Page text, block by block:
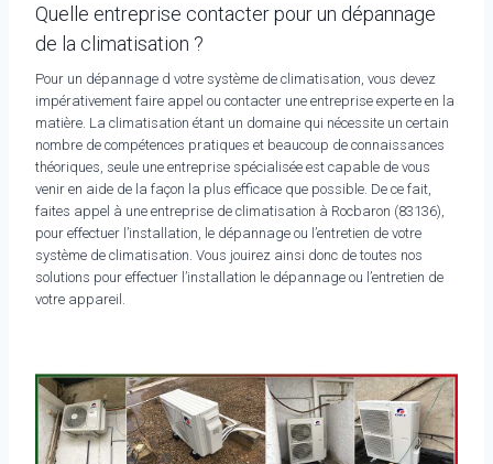
Quelle entreprise contacter pour un dépannage
de la climatisation ?
Pour un dépannage d votre système de climatisation, vous devez
impérativement faire appel ou contacter une entreprise experte en la
matière. La climatisation étant un domaine qui nécessite un certain
nombre de compétences pratiques et beaucoup de connaissances
théoriques, seule une entreprise spécialisée est capable de vous
venir en aide de la façon la plus efficace que possible. De ce fait,
faites appel à une entreprise de climatisation à Rocbaron (83136),
pour effectuer l’installation, le dépannage ou l’entretien de votre
système de climatisation. Vous jouirez ainsi donc de toutes nos
solutions pour effectuer l’installation le dépannage ou l’entretien de
votre appareil.